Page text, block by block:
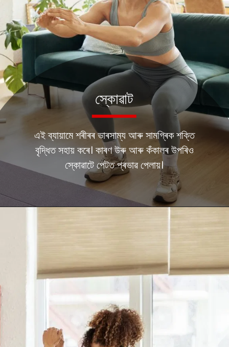
এই ব্যায়ামে শৰীৰৰ ভাৰসাম্য আৰু সামগ্ৰিক শক্তি
বৃদ্ধিত সহায় কৰে। কাৰণ উৰু আৰু কঁকালৰ উপৰিও
স্কোৱাটে পেটত প্ৰভাৱ পেলায়।
স্কোৱাট